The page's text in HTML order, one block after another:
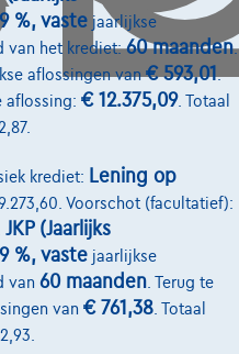
GPS Capteurs
81 kW ( 110 PK )
%, vaste jaarlijkse
van het krediet:60 maanden.
aflossingen van€ 593,01.
aflossing: € 12.375,09. Totaal
krediet: Lening op
Voorschot (facultatief):
JKP (Jaarlijks
%, vaste jaarlijkse
van 60 maanden . Terug te
van € 761,38 . Totaal